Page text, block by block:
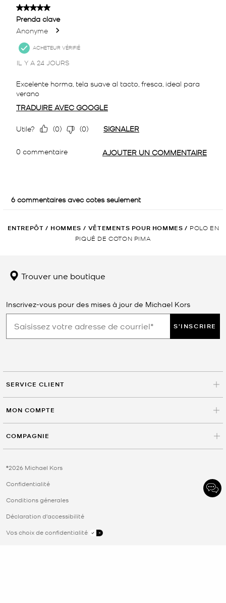
ENTREPÔT / HOMMES / VÊTEMENTS POUR HOMMES / POLO EN
PIQUÉ DE COTON PIMA
Trouver une boutique
Inscrivez-vous pour des mises à jour de Michael Kors
S'INSCRIRE
SERVICE CLIENT
MON COMPTE
COMPAGNIE
©2026 Michael Kors
Confidentialité
Conditions génerales
Déclaration d'accessibilité
Vos choix de confidentialité